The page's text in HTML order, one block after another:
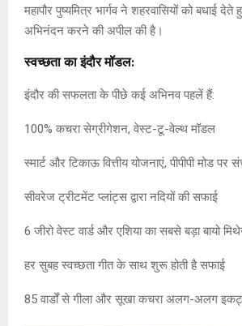
महापौर पुष्यमित्र भार्गव ने शहरवासियों को बधाई देते
अभिनंदन करने की अपील की है।
स्वच्छता का इंदौर मॉडल:
इंदौर की सफलता के पीछे कई अभिनव पहलें हैं:
100% कचरा सेग्रीगेशन, वेस्ट-टू-वेल्थ मॉडल
स्मार्ट और टिकाऊ वित्तीय योजनाएं, पीपीपी मोड पर
सीवरेज ट्रीटमेंट प्लांट्स द्वारा नदियों की सफाई
6 जीरो वेस्ट वार्ड और एशिया का सबसे बड़ा बायो
हर सुबह स्वच्छता गीत के साथ शुरू होती है सफाई
85 वार्डों से गीला और सूखा कचरा अलग-अलग